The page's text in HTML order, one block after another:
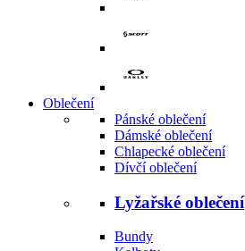
Oblečení
Pánské oblečení
Dámské oblečení
Chlapecké oblečení
Dívčí oblečení
Lyžařské oblečení
Bundy